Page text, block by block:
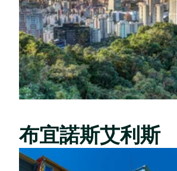
布宜諾斯艾利斯